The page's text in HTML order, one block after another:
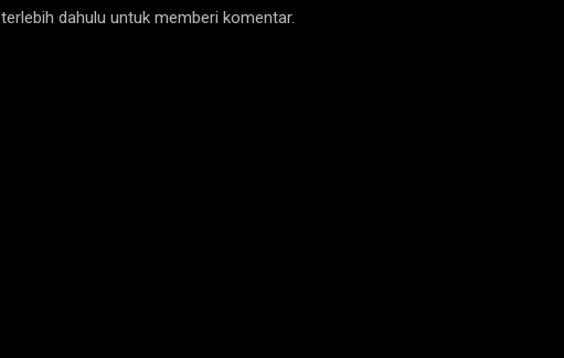
terlebih dahulu untuk memberi komentar.